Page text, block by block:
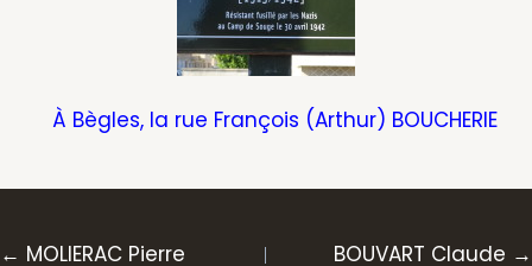
À Bègles, la rue François (Arthur) BOUCHERIE
← MOLIERAC Pierre BOUVART Claude →